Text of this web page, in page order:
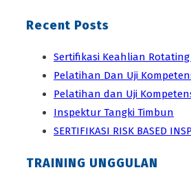
Recent Posts
Sertifikasi Keahlian
Pelatihan Dan Uji
Pelatihan dan Uji
Inspektur Tangki Timbun
SERTIFIKASI RISK BASED
TRAINING UNGGULAN